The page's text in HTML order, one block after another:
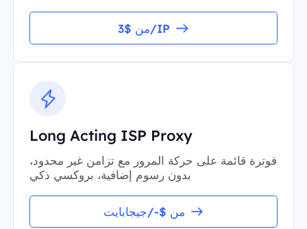
من $3/IP
Long Acting ISP Proxy
فوترة قائمة على حركة المرور مع تزامن غير محدود،
بدون رسوم إضافية، بروكسي ذكي
من $-/جيجابايت